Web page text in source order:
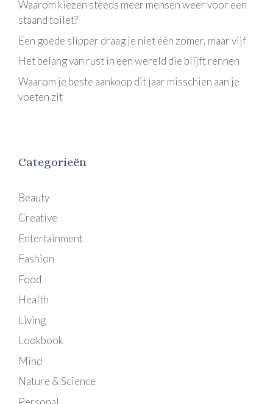
Waarom kiezen steeds meer mensen weer voor een
staand toilet?
Een goede slipper draag je niet één zomer, maar vijf
Het belang van rust in een wereld die blijft rennen
Waarom je beste aankoop dit jaar misschien aan je
voeten zit
Categorieën
Beauty
Creative
Entertainment
Fashion
Food
Health
Living
Lookbook
Mind
Nature & Science